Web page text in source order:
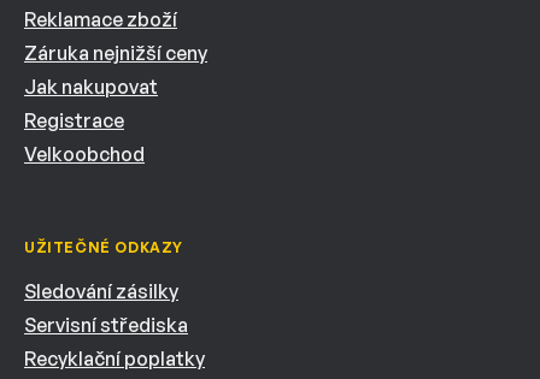
Reklamace zboží
Záruka nejnižší ceny
Jak nakupovat
Registrace
Velkoobchod
UŽITEČNÉ ODKAZY
Sledování zásilky
Servisní střediska
Recyklační poplatky